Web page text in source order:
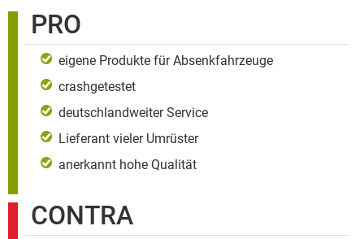
PRO
eigene Produkte für Absenkfahrzeuge
crashgetestet
deutschlandweiter Service
Lieferant vieler Umrüster
anerkannt hohe Qualität
CONTRA